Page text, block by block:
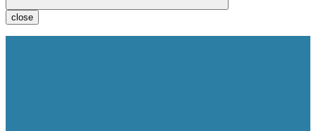
close